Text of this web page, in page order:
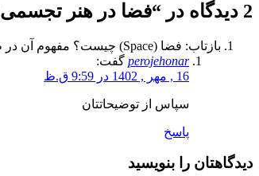
2 دیدگاه در “ فضا در هنر تجسمی
بازتاب: فضا (Space) چیست؟ مفهوم آن در طراحی گرافیک - آژانس طراحی جاسینا
perojehonar گفت:
16 , مهر , 1402 در 9:59 ق.ظ
سپاس از توضیحاتتان
پاسخ
دیدگاهتان را بنویسید